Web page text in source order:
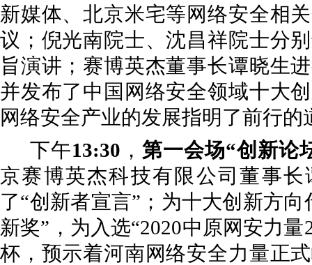
新媒体、北京米宅等网络安全相
议；倪光南院士、沈昌祥院士分
旨演讲；赛博英杰董事长谭晓生
并发布了中国网络安全领域十大
网络安全产业的发展指明了前行的
下午13:30 ， 第一会场“创新论
京赛博英杰科技有限公司董事长
了“创新者宣言”；为十大创新方
新奖”，为入选“2020中原网安力
杯，预示着河南网络安全力量正